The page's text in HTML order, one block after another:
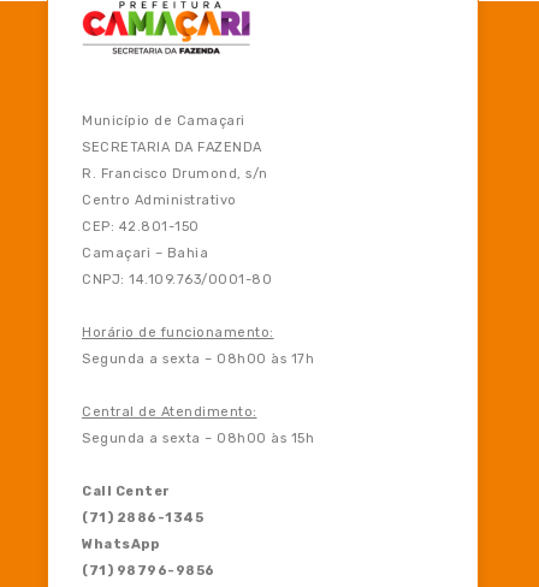
Município de Camaçari
SECRETARIA DA FAZENDA
R. Francisco Drumond, s/n
Centro Administrativo
CEP: 42.801-150
Camaçari – Bahia
CNPJ: 14.109.763/0001-80
Horário de funcionamento:
Segunda a sexta – 08h00 às 17h
Central de Atendimento:
Segunda a sexta – 08h00 às 15h
Call Center
(71) 2886-1345
WhatsApp
(71) 98796-9856